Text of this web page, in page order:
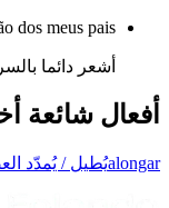
dos meus pais.
أشعر دائما
أفعال شائعة
alongarيُطيل / يُمدّد